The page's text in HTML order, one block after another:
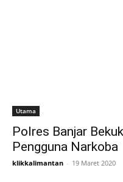
Utama
Polres Banjar
Pengguna Narkoba
klikkalimantan - 19 Maret 2020